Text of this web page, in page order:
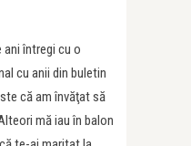
ani întregi cu o
cu anii din buletin
că am învăţat să
mă iau în balon